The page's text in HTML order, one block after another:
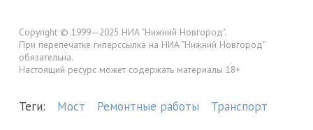
Copyright © 1999—2025 НИА "Нижний Новгород".
При перепечатке гиперссылка на НИА "Нижний Новгород"
обязательна.
Настоящий ресурс может содержать материалы 18+
Теги: Мост Ремонтные работы Транспорт